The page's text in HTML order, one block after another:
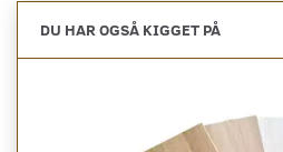
DU HAR OGSÅ KIGGET PÅ